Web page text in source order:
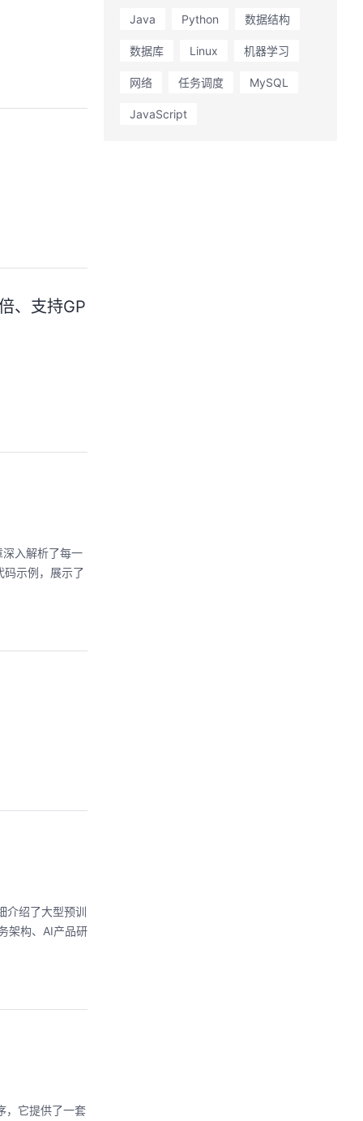
、支持GP
入解析了每一
示例，展示了
介绍了大型预训
架构、AI产品研
，它提供了一套
Java Python 数据结构
数据库 Linux 机器学习
网络 任务调度 MySQL
JavaScript